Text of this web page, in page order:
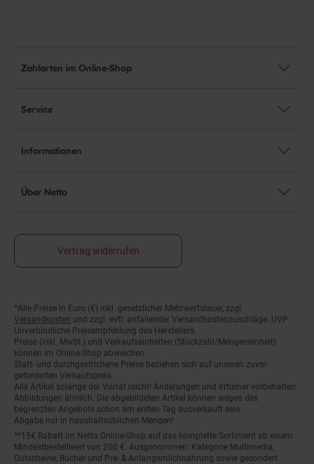
Zahlarten im Online-Shop
Service
Informationen
Über Netto
Vertrag widerrufen
Fußnoten
*Alle Preise in Euro (€) inkl. gesetzlicher Mehrwertsteuer, zzgl.
Versandkosten und zzgl. evtl. anfallender Versandkostenzuschläge. UVP:
Unverbindliche Preisempfehlung des Herstellers.
Preise (inkl. MwSt.) und Verkaufseinheiten (Stückzahl/Mengeneinheit)
können im Online-Shop abweichen.
Statt- und durchgestrichene Preise beziehen sich auf unseren zuvor
geforderten Verkaufspreis.
Alle Artikel solange der Vorrat reicht! Änderungen und Irrtümer vorbehalten.
Abbildungen ähnlich. Die abgebildeten Artikel können wegen des
begrenzten Angebots schon am ersten Tag ausverkauft sein.
Abgabe nur in haushaltsüblichen Mengen!
**15€ Rabatt im Netto Online-Shop auf das komplette Sortiment ab einem
Mindestbestellwert von 200 €. Ausgenommen: Kategorie Multimedia,
Gutscheine, Bücher und Pre- & Anfangsmilchnahrung sowie gesondert